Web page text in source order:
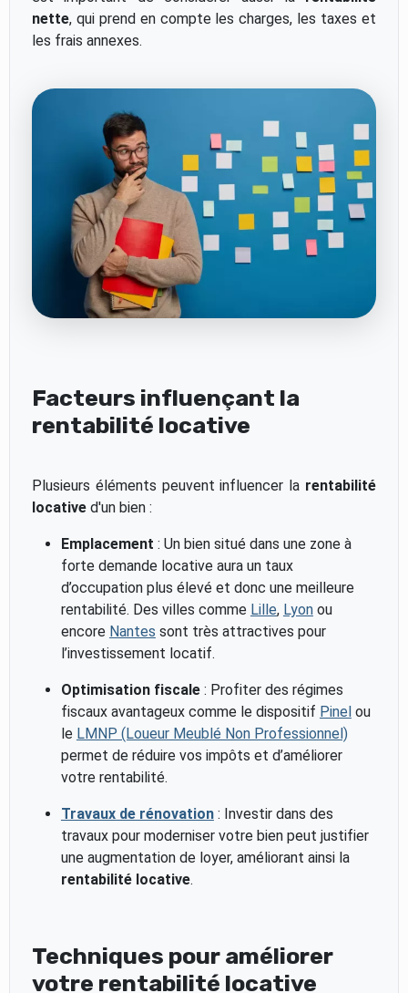
nette, qui prend en compte les charges, les taxes et
les frais annexes.
Facteurs influençant la
rentabilité locative
Plusieurs éléments peuvent influencer la rentabilité
locatived'un bien :
Emplacement : Un bien situé dans une zone à
forte demande locative aura un taux
d’occupation plus élevé et donc une meilleure
rentabilité. Des villes comme Lille, Lyonou
encore Nantes sont très attractives pour
l’investissement locatif.
Optimisation fiscale: Profiter des régimes
fiscaux avantageux comme le dispositif Pinelou
le LMNP (Loueur Meublé Non Professionnel)
permet de réduire vos impôts et d’améliorer
votre rentabilité.
Travaux de rénovation: Investir dans des
travaux pour moderniser votre bien peut justifier
une augmentation de loyer, améliorant ainsi la
rentabilité locative.
Techniques pour améliorer
votre rentabilité locative